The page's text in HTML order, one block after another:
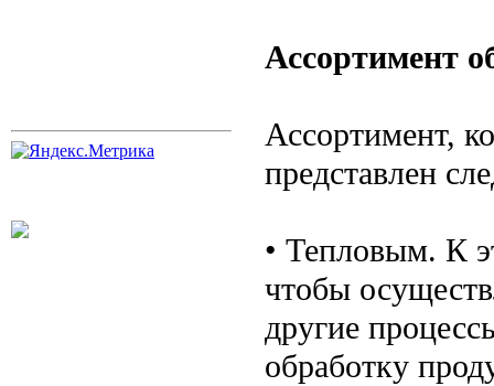
Ассортимент
Ассортимент,
представлен
• Тепловым. К
чтобы
другие
обработку